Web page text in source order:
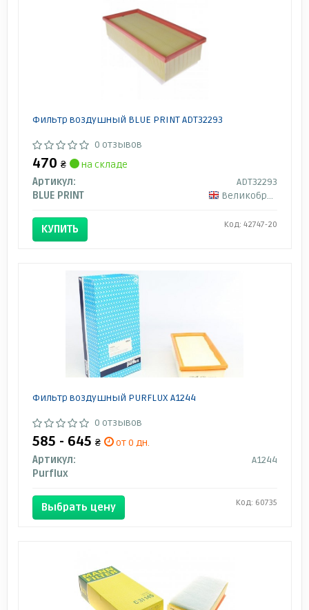
Фильтр воздушный BLUE PRINT ADT32293
0 отзывов
470 ₴
на складе
Артикул:
ADT32293
BLUE PRINT
Великобритания
КУПИТЬ Код: 42747-20
Фильтр воздушный PURFLUX A1244
0 отзывов
585 - 645 ₴
от 0 дн.
Артикул:
A1244
Purflux
Выбрать цену Код: 60735